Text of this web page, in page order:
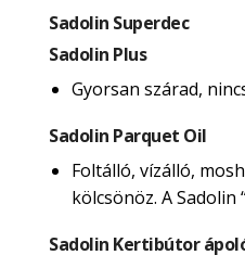
Sadolin Superdec
Sadolin Plus
Gyorsan szárad,
Sadolin Parquet Oil
Foltálló, vízálló,
kölcsönöz. A
Sadolin Kertibútor